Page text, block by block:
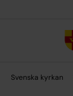
Svenska kyrkan